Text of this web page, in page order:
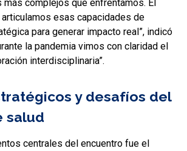
complejos que enfrentamos. El
esas capacidades de
para generar impacto real”, indicó
la pandemia vimos con claridad el
interdisciplinaria”.
y desafíos del
salud
centrales del encuentro fue el